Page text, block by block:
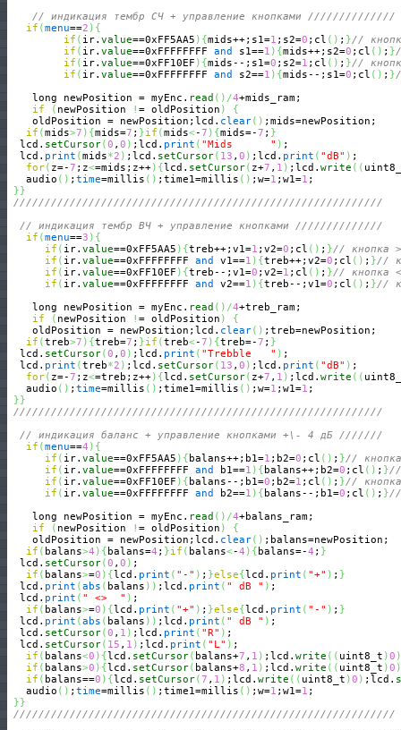
// индикация тембр CЧ + управление кнопками //////////////
if (menu==2 ) {
if ( ir. value==0xFF5AA5 ) {mids++;s1=1 ;s2=0 ;cl ( ) ; }//
if ( ir. value==0xFFFFFFFF and s1==1 ) {mids++;s2=0 ;cl ( ) ; }
if ( ir. value==0xFF10EF ) {mids--;s1=0 ;s2=1 ;cl ( ) ; }//
if ( ir. value==0xFFFFFFFF and s2==1 ) {mids--;s1=0 ;cl ( ) ; }
    long newPosition = myEnc.
read ( ) /4+mids_ram;
if
( newPosition ! = oldPosition )
{
    oldPosition = newPosition;lcd.
clear( ) ;mids=newPosition;
if (mids>7 ) {mids=7 ; }if (mids<-7 ) {mids=-7 ; }
  lcd.
setCursor(0 , 0 ) ;lcd. print ( "Mids      " ) ;
  lcd.
print (mids*2 ) ;lcd. setCursor( 13 , 0 ) ;lcd. print ( "dB" ) ;
for( z=-7 ;z<=mids;z++) {lcd. setCursor( z+7 , 1 ) ;lcd. write ( (
   audio
( ) ; time=millis ( ) ;time1=millis ( ) ;w=1 ;w1=1 ;
}}
///////////////////////////////////////////////////////////
// индикация тембр BЧ + управление кнопками //////////////
if (menu==3 ) {
if ( ir. value==0xFF5AA5 ) {treb++;v1=1 ;v2=0 ;cl ( ) ; }// кнопка >
if ( ir. value==0xFFFFFFFF and v1==1 ) {treb++;v2=0 ;cl ( ) ; }//
if ( ir. value==0xFF10EF ) {treb--;v1=0 ;v2=1 ;cl ( ) ; }// кнопка <
if ( ir. value==0xFFFFFFFF and v2==1 ) {treb--;v1=0 ;cl ( ) ; }//
    long newPosition = myEnc.
read ( ) /4+treb_ram;
if
( newPosition ! = oldPosition )
{
    oldPosition = newPosition;lcd.
clear( ) ;treb=newPosition;
if (treb>7 ) {treb=7 ; }if (treb<-7 ) {treb=-7 ; }
  lcd.
setCursor(0 , 0 ) ;lcd. print ( "Trebble   " ) ;
  lcd.
print (treb*2 ) ;lcd. setCursor( 13 , 0 ) ;lcd. print ( "dB" ) ;
for( z=-7 ;z<=treb;z++) {lcd. setCursor( z+7 , 1 ) ;lcd. write ( (
   audio
( ) ; time=millis ( ) ;time1=millis ( ) ;w=1 ;w1=1 ;
}}
///////////////////////////////////////////////////////////
// индикация баланс + управление кнопками +\- 4 дБ ///////
if (menu==4 ) {
if ( ir. value==0xFF5AA5 ) { balans++;b1=1 ;b2=0 ;cl ( ) ; }// кнопка
if ( ir. value==0xFFFFFFFF and b1==1 ) { balans++;b2=0 ;cl ( ) ; }//
if ( ir. value==0xFF10EF ) { balans--;b1=0 ;b2=1 ;cl ( ) ; }//
if ( ir. value==0xFFFFFFFF and b2==1 ) { balans--;b1=0 ;cl ( ) ; }//
    long newPosition = myEnc.
read ( ) /4+balans_ram;
if
( newPosition ! = oldPosition )
{
    oldPosition = newPosition;lcd.
clear( ) ;balans=newPosition;
if ( balans>4 ) { balans=4 ; }if ( balans<-4 ) { balans=-4 ; }
  lcd.
setCursor(0 , 0 ) ;
if ( balans>=0 ) {lcd. print ( "-" ) ; }else{lcd. print ( "+" ) ; }
  lcd.
print (abs ( balans ) ) ;lcd. print ( " dB " ) ;
  lcd.
print ( " <>  " ) ;
if ( balans>=0 ) {lcd. print ( "+" ) ; }else{lcd. print ( "-" ) ; }
  lcd.
print (abs ( balans ) ) ;lcd. print ( " dB " ) ;
  lcd.
setCursor(0 , 1 ) ;lcd. print ( "R" ) ;
  lcd.
setCursor( 15 , 1 ) ;lcd. print ( "L" ) ;
if ( balans<0 ) {lcd. setCursor( balans+7 , 1 ) ;lcd. write ( ( uint8_t )0 )
if ( balans>0 ) {lcd. setCursor( balans+8 , 1 ) ;lcd. write ( ( uint8_t )0 )
if ( balans==0 ) {lcd. setCursor(7 , 1 ) ;lcd. write ( ( uint8_t )0 ) ;lcd.
   audio
( ) ; time=millis ( ) ;time1=millis ( ) ;w=1 ;w1=1 ;
}}
/////////////////////////////////////////////////////////////